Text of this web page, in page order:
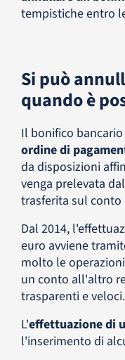
tempistiche entro
Si può
quando è
Il bonifico
ordine di
da disposizioni
venga prelevata
trasferita sul
Dal 2014,
euro avviene
molto le
un conto all'altro
trasparenti e veloci.
L'effettuazione di
l'inserimento di